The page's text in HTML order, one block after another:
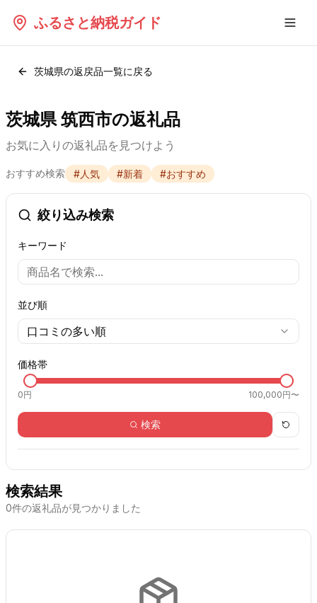
ふるさと納税ガイド
茨城県の返戻品一覧に戻る
茨城県 筑西市の返礼品
お気に入りの返礼品を見つけよう
おすすめ検索 #人気 #新着 #おすすめ
絞り込み検索
キーワード
並び順
口コミの多い順
価格帯
0円 100,000円〜
検索
検索結果
0件の返礼品が見つかりました